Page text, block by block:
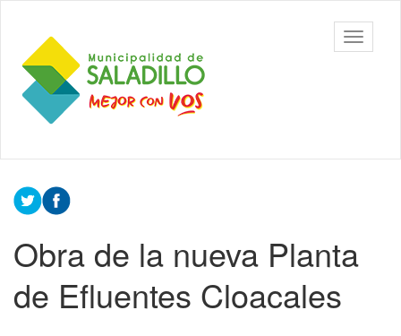
contenido
principal
Municipalidad
de Saladillo
barra
Contenido
principal
Obra de la nueva Planta
de Efluentes Cloacales